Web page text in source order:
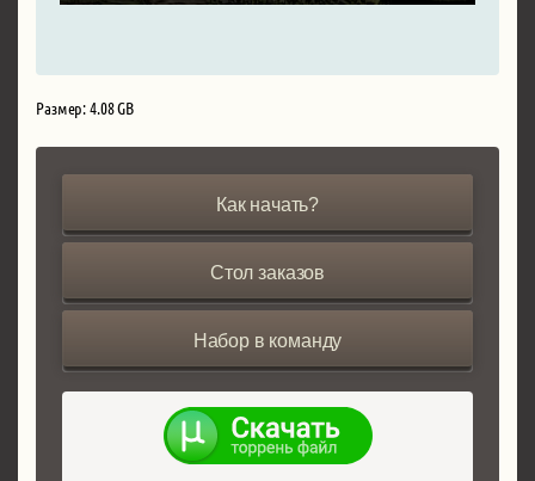
Размер: 4.08 GB
Как начать?
Стол заказов
Набор в команду